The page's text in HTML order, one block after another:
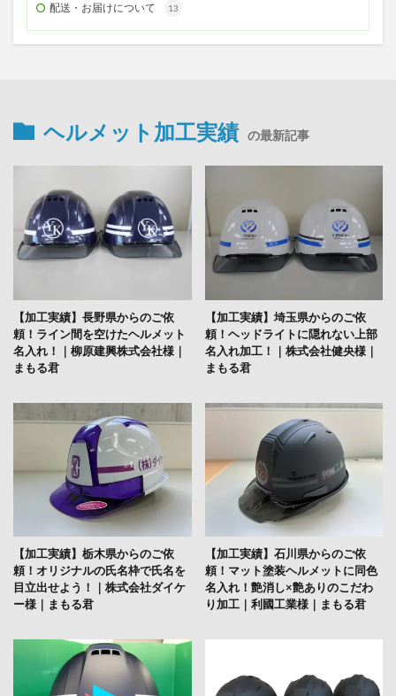
配送・お届けについて 13
ヘルメット加工実績 の最新記事
【加工実績】長野県からのご依
頼！ライン間を空けたヘルメット
名入れ！｜柳原建興株式会社様｜
まもる君
【加工実績】埼玉県からのご依
頼！ヘッドライトに隠れない上部
名入れ加工！｜株式会社健央様｜
まもる君
【加工実績】栃木県からのご依
頼！オリジナルの氏名枠で氏名を
目立出せよう！｜株式会社ダイケ
ー様｜まもる君
【加工実績】石川県からのご依
頼！マット塗装ヘルメットに同色
名入れ！艶消し×艶ありのこだわ
り加工｜利國工業様｜まもる君